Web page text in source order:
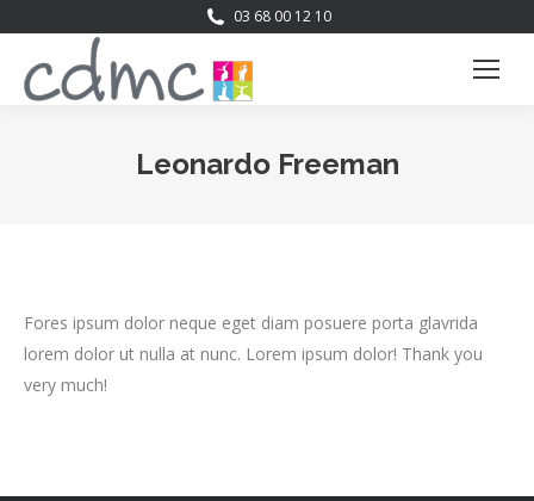
03 68 00 12 10
Leonardo Freeman
Fores ipsum dolor neque eget diam posuere porta glavrida
lorem dolor ut nulla at nunc. Lorem ipsum dolor! Thank you
very much!